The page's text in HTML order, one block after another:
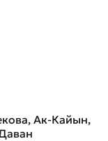
Ак-Кайын,